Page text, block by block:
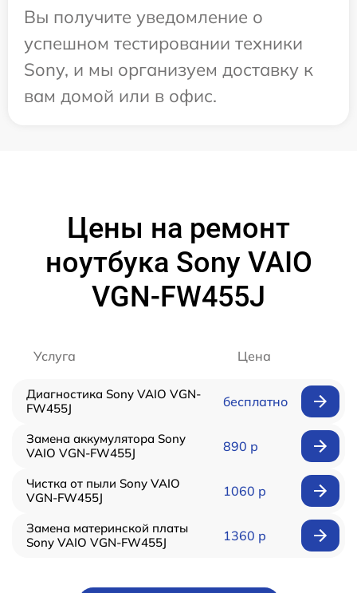
Вы получите уведомление о
успешном тестировании техники
Sony, и мы организуем доставку к
вам домой или в офис.
Цены на ремонт
ноутбука Sony VAIO
VGN-FW455J
Услуга Цена
Диагностика Sony VAIO VGN-
FW455J
бесплатно
Замена аккумулятора Sony
VAIO VGN-FW455J
890 р
Чистка от пыли Sony VAIO
VGN-FW455J
1060 р
Замена материнской платы
Sony VAIO VGN-FW455J
1360 р